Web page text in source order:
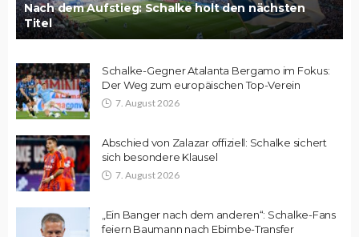
Nach dem Aufstieg: Schalke holt den nächsten
Titel
Schalke-Gegner Atalanta Bergamo im Fokus:
Der Weg zum europäischen Top-Verein
7. August 2026
Abschied von Zalazar offiziell: Schalke sichert
sich besondere Klausel
7. August 2026
„Ein Banger nach dem anderen“: Schalke-Fans
feiern Baumann nach Ebimbe-Transfer